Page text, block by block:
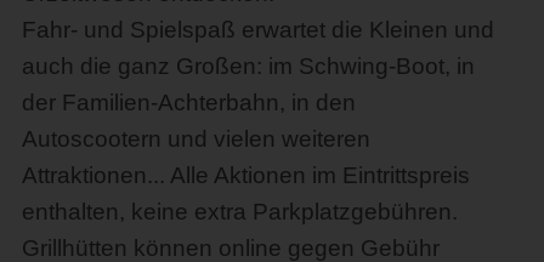
Fahr- und Spielspaß erwartet die Kleinen und
auch die ganz Großen: im Schwing-Boot, in
der Familien-Achterbahn, in den
Autoscootern und vielen weiteren
Attraktionen... Alle Aktionen im Eintrittspreis
enthalten, keine extra Parkplatzgebühren.
Grillhütten können online gegen Gebühr